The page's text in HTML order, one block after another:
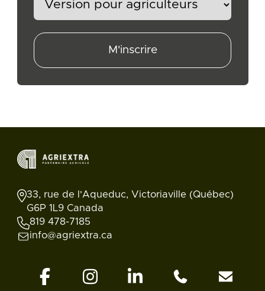
M'inscrire
33, rue de l'Aqueduc, Victoriaville (Québec)
G6P 1L9 Canada
819 478-7185
info@agriextra.ca